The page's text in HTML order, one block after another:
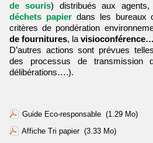
de souris) distribués aux
déchets papierdans les bureaux
critères de pondération
de fournitures, la visioconférence…
D’autres actions sont prévues
des processus de transmission
délibérations….).
Guide Eco-responsable (1.29 Mo)
Affiche Tri papier (3.33 Mo)